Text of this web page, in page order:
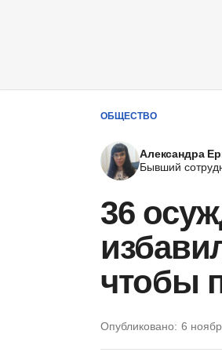
ОБЩЕСТВО
Александра
Бывший
36
чтобы
Опубликовано: 6